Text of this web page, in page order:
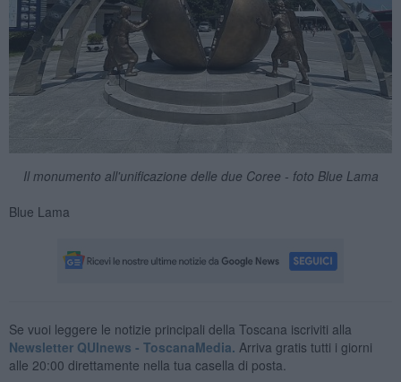
Il monumento all'unificazione delle due Coree - foto Blue Lama
Blue Lama
Se vuoi leggere le notizie principali della Toscana iscriviti alla
Newsletter QUInews - ToscanaMedia. Arriva gratis tutti i giorni
alle 20:00 direttamente nella tua casella di posta.